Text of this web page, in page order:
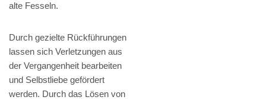
alte Fesseln.
Durch gezielte Rückführungen
lassen sich Verletzungen aus
der Vergangenheit bearbeiten
und Selbstliebe gefördert
werden. Durch das Lösen von